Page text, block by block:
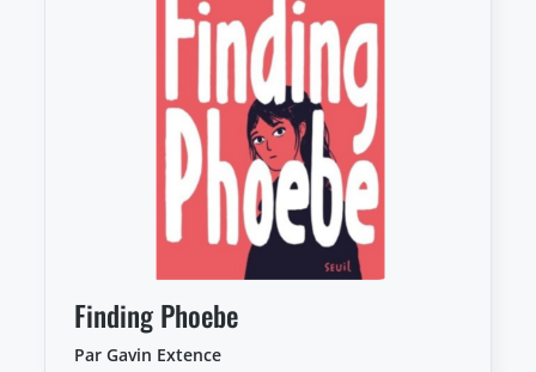
Finding Phoebe
Par Gavin Extence